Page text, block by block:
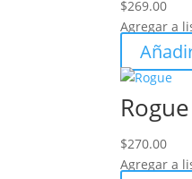
$269.00
Agregar a
Rogue
$270.00
Agregar a